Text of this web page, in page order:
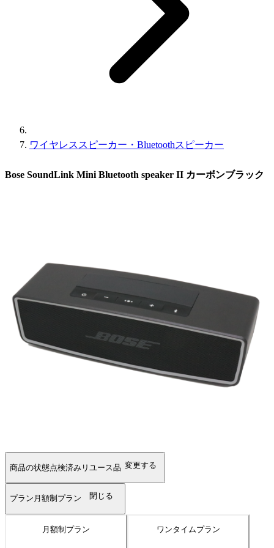
ワイヤレススピーカー・Bluetoothスピーカー
Bose SoundLink Mini Bluetooth speaker II カーボンブラック
商品の状態点検済みリユース品 変更する
プラン 月額制プラン 閉じる
月額制プラン ワンタイムプラン